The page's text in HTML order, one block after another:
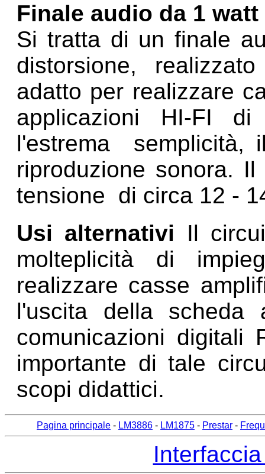
Finale audio da 1
Si tratta di un finale
distorsione,
adatto per realizzare
applicazioni HI-FI di
l'estrema semplicità,
riproduzione sonora.
tensione di circa 12 -
Usi alternativi Il
molteplicità di
realizzare casse
l'uscita della scheda
comunicazioni digitali
importante di tale
scopi didattici.
Pagina principale - LM3886 - LM1875 - Prestar -